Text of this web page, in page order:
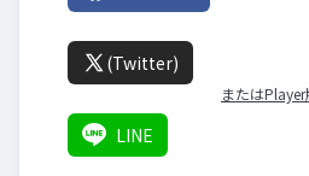
(Twitter)
またはPlayer
LINE